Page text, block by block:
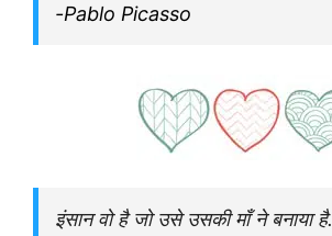
-Pablo Picasso
इंसान वो है जो उसे उसकी माँ ने बनाया है.